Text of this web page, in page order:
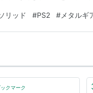
。
人質にとり、ビッグ
政府に要求した。
れた本作は、 『身を潜め
で…
リッド #PS2 # メタルギ
ックマーク